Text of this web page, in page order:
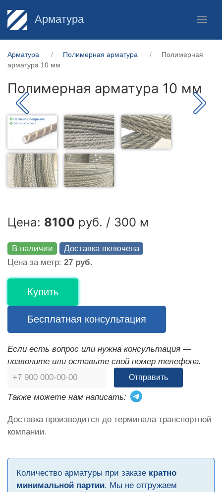
Арматура
Арматура Полимерная арматура
Полимерная
арматура 10 мм
Полимерная арматура 10 мм
Цена: 8100 руб. / 300 м
В наличии
Доставка включена
Цена за метр: 27 руб.
Купить
Бесплатная консультация
Если есть вопрос или нужна консультация —
позвоните или оставьте свой номер телефона.
Отправить
Также можете нам написать:
Доставка производится до терминала транспортной
компании.
Количество арматуры при заказе кратно
минимальной партии. Мы не отгружаем